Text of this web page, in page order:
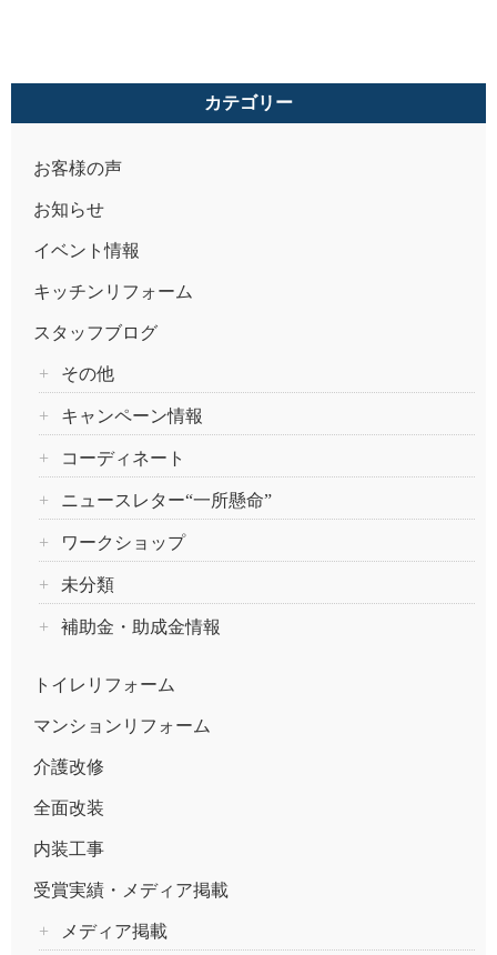
カテゴリー
お客様の声
お知らせ
イベント情報
キッチンリフォーム
スタッフブログ
その他
キャンペーン情報
コーディネート
ニュースレター“一所懸命”
ワークショップ
未分類
補助金・助成金情報
トイレリフォーム
マンションリフォーム
介護改修
全面改装
内装工事
受賞実績・メディア掲載
メディア掲載